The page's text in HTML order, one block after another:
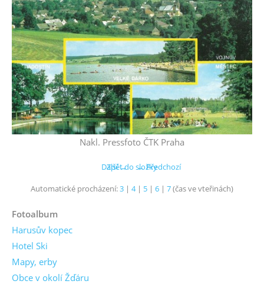
Nakl. Pressfoto ČTK Praha
← Předchozí
Další →
Zpět do složky
Automatické procházení:3 | 4| 5 | 6 | 7(čas ve vteřinách)
Fotoalbum
Harusův kopec
Hotel Ski
Mapy, erby
Obce v okolí Žďáru